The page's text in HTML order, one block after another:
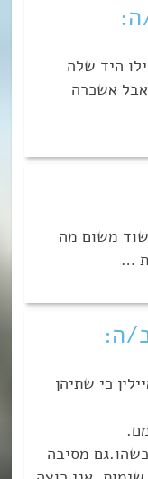
ה:
היד שלה
אשכרה
משום מה
…
ה:
כי שתיהן
מסיבה